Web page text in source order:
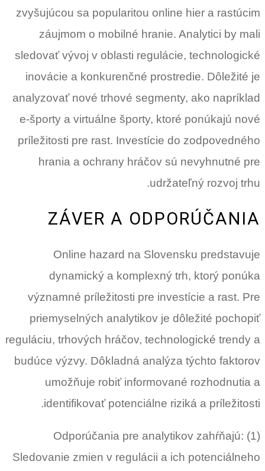
zvyšujúcou sa popularitou online hier a rastúcim
záujmom o mobilné hranie. Analytici by mali
sledovať vývoj v oblasti regulácie, technologické
inovácie a konkurenčné prostredie. Dôležité je
analyzovať nové trhové segmenty, ako napríklad
e-športy a virtuálne športy, ktoré ponúkajú nové
príležitosti pre rast. Investície do zodpovedného
hrania a ochrany hráčov sú nevyhnutné pre
udržateľný rozvoj trhu.
ZÁVER A ODPORÚČANIA
Online hazard na Slovensku predstavuje
dynamický a komplexný trh, ktorý ponúka
významné príležitosti pre investície a rast. Pre
priemyselných analytikov je dôležité pochopiť
reguláciu, trhových hráčov, technologické trendy a
budúce výzvy. Dôkladná analýza týchto faktorov
umožňuje robiť informované rozhodnutia a
identifikovať potenciálne riziká a príležitosti.
Odporúčania pre analytikov zahŕňajú: (1)
Sledovanie zmien v regulácii a ich potenciálneho